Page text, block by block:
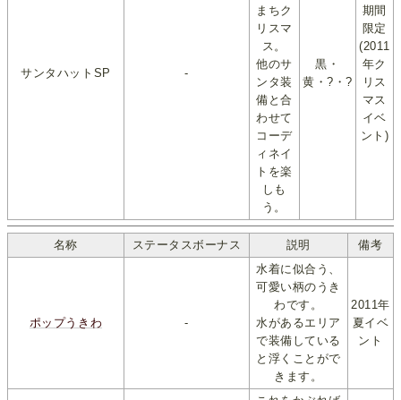
サンタハットSP -
まちク
リスマ
ス。
他のサ
ンタ装
備と合
わせて
コーデ
ィネイ
トを楽
しも
う。
黒・
黄・?・?
期間
限定
(2011
年ク
リス
マス
イベ
ント)
名称 ステータスボーナス 説明 備考
ポップうきわ -
水着に似合う、
可愛い柄のうき
わです。
水があるエリア
で装備している
と浮くことがで
きます。
2011年
夏イベ
ント